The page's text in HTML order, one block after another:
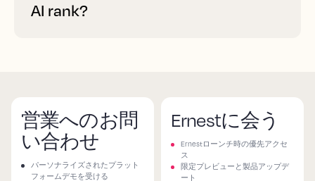
AI rank?
営業へのお問
い合わせ
パーソナライズされたプラット
フォームデモを受ける
Ernestに会う
Ernestローンチ時の優先アクセ
ス
限定プレビューと製品アップデ
ート